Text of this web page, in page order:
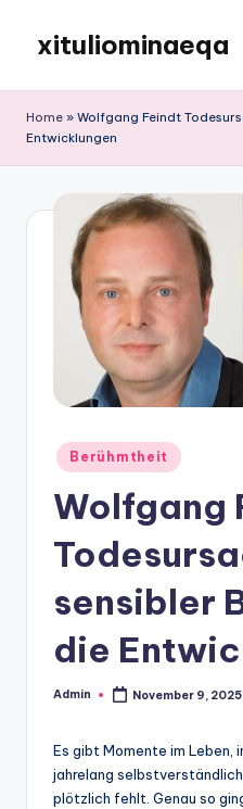
content
xituliominaeqa
Home » Wolfgang Feindt
Entwicklungen
Posted
in
Berühmtheit
Wolfgang
sensibler
die
Posted
Admin November 9, 2025
Es gibt Momente im Leben,
jahrelang
plötzlich fehlt. Genau so